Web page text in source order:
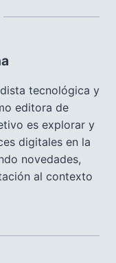
tecnológica y
editora de
es explorar y
digitales en la
novedades,
al contexto